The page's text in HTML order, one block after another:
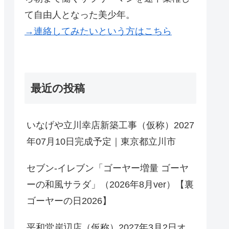
て自由人となった美少年。
→連絡してみたいという方はこちら
最近の投稿
いなげや立川幸店新築工事（仮称）2027
年07月10日完成予定｜東京都立川市
セブン-イレブン「ゴーヤー増量 ゴーヤ
ーの和風サラダ」（2026年8月ver）【裏
ゴーヤーの日2026】